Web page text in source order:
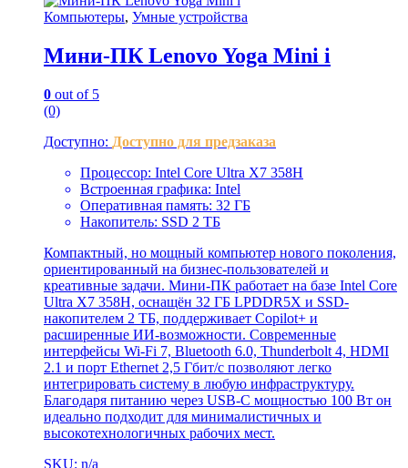
Компьютеры, Умные устройства
Мини-ПК Lenovo Yoga Mini i
0 out of 5
(0)
Доступно: Доступно для предзаказа
Процессор: Intel Core Ultra X7 358H
Встроенная графика: Intel
Оперативная память: 32 ГБ
Накопитель: SSD 2 ТБ
Компактный, но мощный компьютер нового поколения,
ориентированный на бизнес-пользователей и
креативные задачи. Мини-ПК работает на базе Intel Core
Ultra X7 358H, оснащён 32 ГБ LPDDR5X и SSD-
накопителем 2 ТБ, поддерживает Copilot+ и
расширенные ИИ-возможности. Современные
интерфейсы Wi-Fi 7, Bluetooth 6.0, Thunderbolt 4, HDMI
2.1 и порт Ethernet 2,5 Гбит/с позволяют легко
интегрировать систему в любую инфраструктуру.
Благодаря питанию через USB-C мощностью 100 Вт он
идеально подходит для минималистичных и
высокотехнологичных рабочих мест.
SKU: n/a